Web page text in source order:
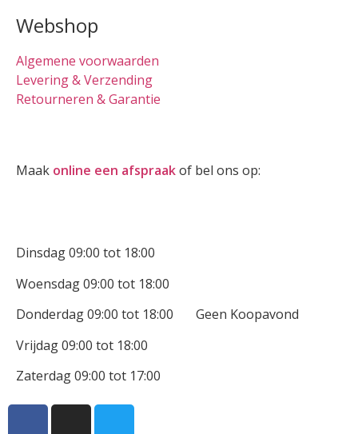
Webshop
Algemene voorwaarden
Levering & Verzending
Retourneren & Garantie
Maak online een afspraakof bel ons op:
Dinsdag 09:00 tot 18:00
Woensdag 09:00 tot 18:00
Donderdag 09:00 tot 18:00 Geen Koopavond
Vrijdag 09:00 tot 18:00
Zaterdag 09:00 tot 17:00